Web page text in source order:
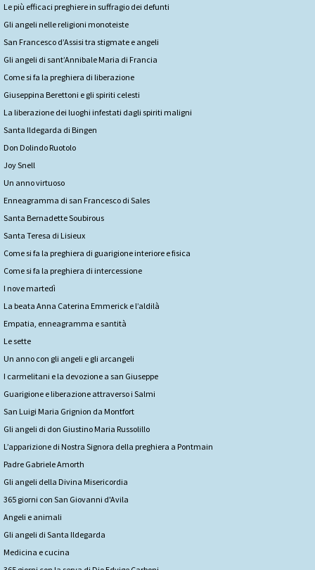
Le più efficaci preghiere in suffragio dei defunti
Gli angeli nelle religioni monoteiste
San Francesco d’Assisi tra stigmate e angeli
Gli angeli di sant’Annibale Maria di Francia
Come si fa la preghiera di liberazione
Giuseppina Berettoni e gli spiriti celesti
La liberazione dei luoghi infestati dagli spiriti maligni
Santa Ildegarda di Bingen
Don Dolindo Ruotolo
Joy Snell
Un anno virtuoso
Enneagramma di san Francesco di Sales
Santa Bernadette Soubirous
Santa Teresa di Lisieux
Come si fa la preghiera di guarigione interiore e fisica
Come si fa la preghiera di intercessione
I nove martedì
La beata Anna Caterina Emmerick e l’aldilà
Empatia, enneagramma e santità
Le sette
Un anno con gli angeli e gli arcangeli
I carmelitani e la devozione a san Giuseppe
Guarigione e liberazione attraverso i Salmi
San Luigi Maria Grignion da Montfort
Gli angeli di don Giustino Maria Russolillo
L’apparizione di Nostra Signora della preghiera a Pontmain
Padre Gabriele Amorth
Gli angeli della Divina Misericordia
365 giorni con San Giovanni d'Avila
Angeli e animali
Gli angeli di Santa Ildegarda
Medicina e cucina